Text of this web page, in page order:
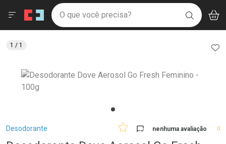
Drogaria São Paulo
Ir direto para a home
pela página
Ir direto para o conteúdo
Ir direto para a busca
Ir direto para a conta
Ir direto para a notificações
Ir direto para o carrinho
Ir direto para o menu
Faça a sua busca
O que você precisa? BUSCAR
Menu
Breadcrumb
Desodorante nenhuma avaliação 0
1 / 1